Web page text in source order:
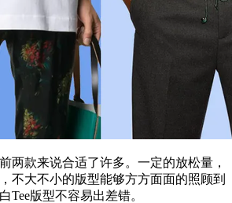
款来说合适了许多。一定的放松量，
不大不小的版型能够方方面面的照顾到
Tee版型不容易出差错。